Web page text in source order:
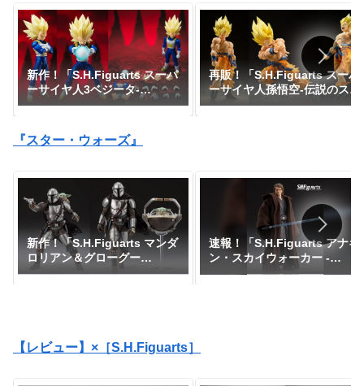
新作！「S.H.Figuarts スーパ
ーサイヤ人3ベジータ-
DAIMA-」がプレミアムバン
ボールDAIMA』｜定価8,800
円｜発売日2027年1月予定
再販！「S.H.Figuarts スーパ
ーサイヤ人孫悟空-伝説のスー
パーサイヤ人-」が一般販売で
『スター・ウォーズ』
新作！「S.H.Figuarts マンダ
ロリアン＆グローグー
（STAR WARS: The
年5月予定
速報！「S.H.Figuarts アナキ
ン・スカイウォーカー -
Classic Ver.- （STAR WARS:
【レビュー】×［S.H.Figuarts］